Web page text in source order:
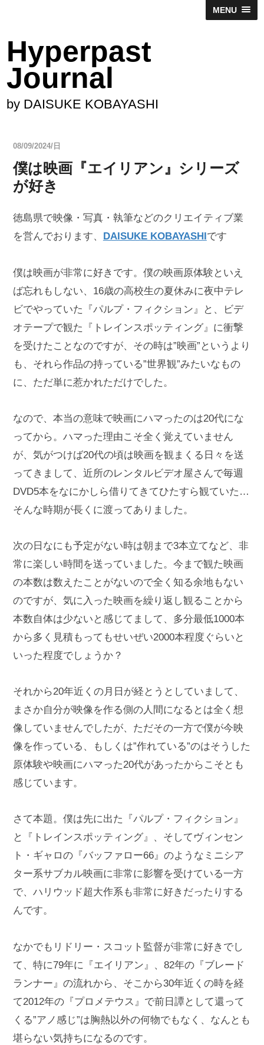
MENU
Hyperpast
Journal
by DAISUKE KOBAYASHI
08/09/2024/日
僕は映画『エイリアン』シリーズ
が好き
徳島県で映像・写真・執筆などのクリエイティブ業
を営んでおります、
DAISUKE KOBAYASHI です
僕は映画が非常に好きです。僕の映画原体験といえ
ば忘れもしない、16歳の高校生の夏休みに夜中テレ
ビでやっていた『パルプ・フィクション』と、ビデ
オテープで観た『トレインスポッティング』に衝撃
を受けたことなのですが、その時は”映画”というより
も、それら作品の持っている”世界観”みたいなもの
に、ただ単に惹かれただけでした。
なので、本当の意味で映画にハマったのは20代にな
ってから。ハマった理由こそ全く覚えていません
が、気がつけば20代の頃は映画を観まくる日々を送
ってきまして、近所のレンタルビデオ屋さんで毎週
DVD5本をなにかしら借りてきてひたすら観ていた…
そんな時期が長くに渡ってありました。
次の日なにも予定がない時は朝まで3本立てなど、非
常に楽しい時間を送っていました。今まで観た映画
の本数は数えたことがないので全く知る余地もない
のですが、気に入った映画を繰り返し観ることから
本数自体は少ないと感じてまして、多分最低1000本
から多く見積もってもせいぜい2000本程度ぐらいと
いった程度でしょうか？
それから20年近くの月日が経とうとしていまして、
まさか自分が映像を作る側の人間になるとは全く想
像していませんでしたが、ただその一方で僕が今映
像を作っている、もしくは”作れている”のはそうした
原体験や映画にハマった20代があったからこそとも
感じています。
さて本題。僕は先に出た『パルプ・フィクション』
と『トレインスポッティング』、そしてヴィンセン
ト・ギャロの『バッファロー66』のようなミニシア
ター系サブカル映画に非常に影響を受けている一方
で、ハリウッド超大作系も非常に好きだったりする
んです。
なかでもリドリー・スコット監督が非常に好きでし
て、特に79年に『エイリアン』、82年の『ブレード
ランナー』の流れから、そこから30年近くの時を経
て2012年の『プロメテウス』で前日譚として還って
くる”アノ感じ”は胸熱以外の何物でもなく、なんとも
堪らない気持ちになるのです。